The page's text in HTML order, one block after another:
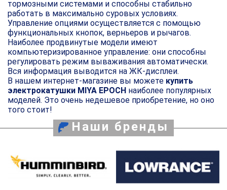
тормозными системами и способны стабильно
работать в максимально суровых условиях.
Управление опциями осуществляется с помощью
функциональных кнопок, верньеров и рычагов.
Наиболее продвинутые модели имеют
компьютеризированное управление: они способны
регулировать режим вываживания автоматически.
Вся информация выводится на ЖК-дисплеи.
В нашем интернет-магазине вы можете купить
электрокатушки MIYA EPOCH наиболее популярных
моделей. Это очень недешевое приобретение, но оно
того стоит!
Наши бренды